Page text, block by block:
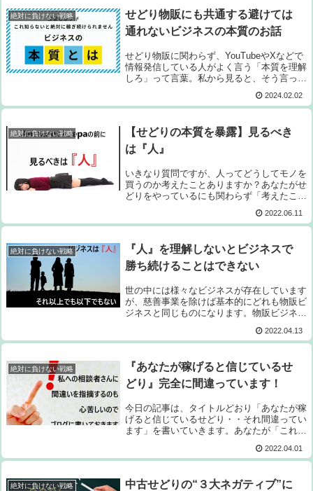
絶対に負けない戦略
せどり物販にも共通する避けては
通れないビジネスの本質のお話
せどり物販に関わらず、YouTubeやXなどで
情報発信している人がよく言う「本質を理解
しろ」って言葉。私から見ると、そう言って
ものを理解してないのでは？と思っていま
す。ここでいきなり質問ですが、あなた...
2024.02.02
絶対に負けない戦略
【せどりの本質を暴露】見るべき
は『人』
いきなり質問ですが、人ってどうしてモノを
買うのか考えたことありますか？あなたがせ
どりをやっているにも関わらず「考えたこと
向ですよ^^;なぜなら、『人がモノを買う理
由を知らないまま、あなたはモノを売ろう...
2022.06.11
絶対に負けない戦略
『人』を理解しないとビジネスで
勝ち続けることはできない
世の中には様々なビジネスが存在しています
が、慈善事業を除けば基本的にどれも物販ビ
ジネスと同じものになります。物販ビジネス
とコンビニやスーパーマーケットなどがあり
ますが、もう少し角度を変えて考えて見る
2022.04.13
絶対に負けない戦略
『あなたが稼げると信じているせ
どり』完全に間違っています！
今日の記事は、タイトルどおり「あなたが稼
げると信じているせどり・・それ間違ってい
ます」を書いていきます。あなたが「これは
第三者である私が「それ間違ってますよ」と
指摘する内容ですので、「余計なお世話だ
2022.04.01
絶対に負けない戦略
中古せどりの“３大ネガティブ”に